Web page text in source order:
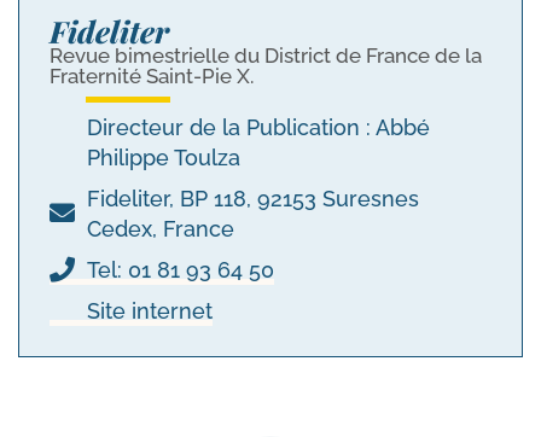
Fideliter
Revue bimestrielle du District de France de la
Fraternité Saint-Pie X.
Directeur de la Publication : Abbé
Philippe Toulza
Fideliter, BP 118, 92153 Suresnes
Cedex, France
Tel: 01 81 93 64 50
Site internet